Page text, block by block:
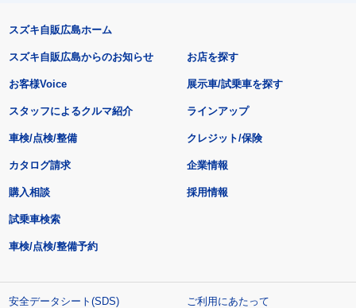
スズキ自販広島ホーム
スズキ自販広島からのお知らせ
お客様Voice
スタッフによるクルマ紹介
お店を探す
展示車/試乗車を探す
ラインアップ
車検/点検/整備 クレジット/保険
カタログ請求
購入相談
試乗車検索
車検/点検/整備予約
企業情報
採用情報
安全データシート(SDS)
ご利用にあたって